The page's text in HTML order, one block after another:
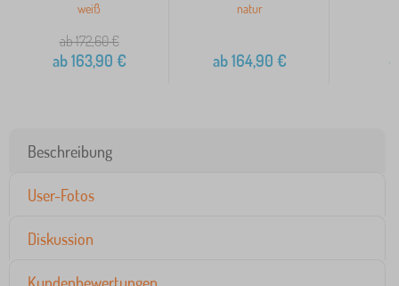
weiß
ab 172,60€
ab163,90 €
natur
ab164,90 €
Beschreibung
User-Fotos
Diskussion